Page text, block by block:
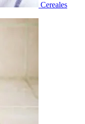
Cereales